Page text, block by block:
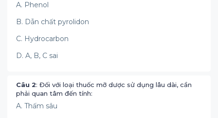
A. Phenol
B. Dẫn chất pyrolidon
C. Hydrocarbon
D. A, B, C sai
Câu 2: Đối với loại thuốc mỡ dược sử dụng lâu dài, cần
phải quan tâm đến tính:
A. Thấm sâu